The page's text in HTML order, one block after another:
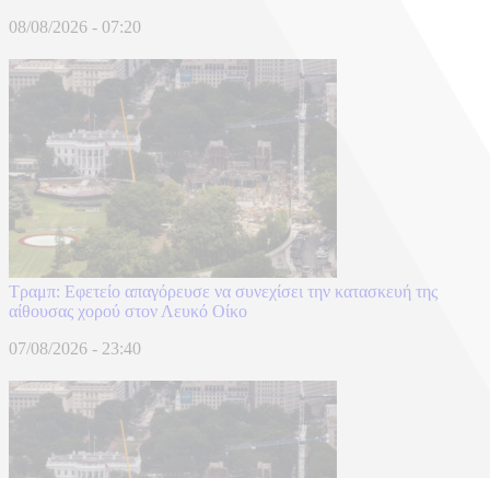
08/08/2026 - 07:20
Τραμπ: Εφετείο απαγόρευσε να συνεχίσει την κατασκευή της
αίθουσας χορού στον Λευκό Οίκο
07/08/2026 - 23:40